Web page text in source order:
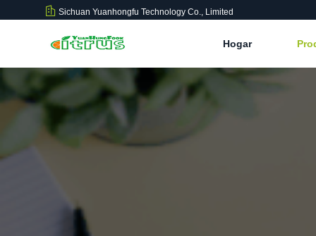
Sichuan Yuanhongfu Technology Co., Limited
Hogar